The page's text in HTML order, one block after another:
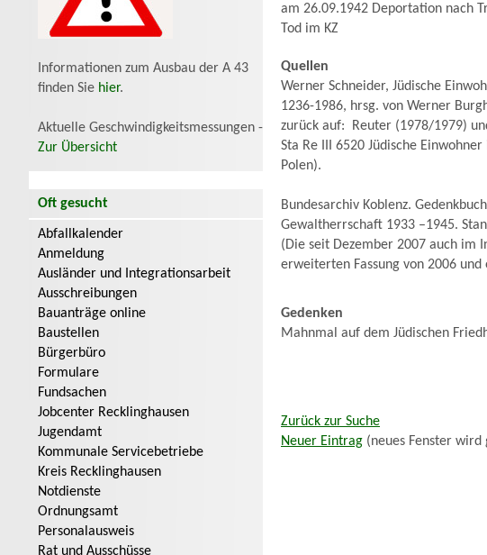
Informationen zum Ausbau der A 43
finden Sie hier.
Aktuelle Geschwindigkeitsmessungen -
Zur Übersicht
Oft gesucht
Abfallkalender
Anmeldung
Ausländer und Integrationsarbeit
Ausschreibungen
Bauanträge online
Baustellen
Bürgerbüro
Formulare
Fundsachen
Jobcenter Recklinghausen
Jugendamt
Kommunale Servicebetriebe
Kreis Recklinghausen
Notdienste
Ordnungsamt
Personalausweis
Rat und Ausschüsse
am 26.09.1942 Deportation nach
Tod im KZ
Quellen
Werner Schneider, Jüdische
1236-1986, hrsg. von Werner
zurück auf: Reuter (1978/1979)
Sta Re III 6520 Jüdische
Polen).
Bundesarchiv Koblenz.
Gewaltherrschaft 1933 –1945.
(Die seit Dezember 2007 auch im
erweiterten Fassung von 2006
Gedenken
Mahnmal auf dem Jüdischen
Zurück zur Suche
Neuer Eintrag (neues Fenster wird